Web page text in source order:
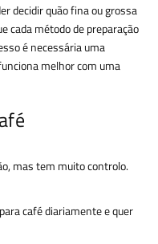
decidir quão fina ou grossa
cada método de preparação
é necessária uma
melhor com uma
mas tem muito controlo.
café diariamente e quer